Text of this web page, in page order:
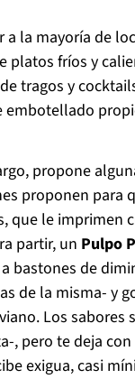
a la mayoría de
platos fríos y
tragos y
embotellado
propone
proponen
que le imprimen
partir, un Pulpo
bastones de
de la misma- y
Los sabores
, pero te deja
exigua, casi